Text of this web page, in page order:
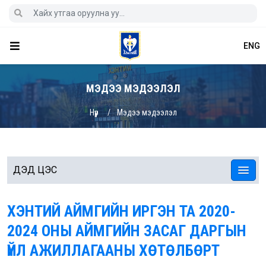
ENG
МЭДЭЭ МЭДЭЭЛЭЛ
Нүүр Мэдээ мэдээлэл
ДЭД ЦЭС
ХЭНТИЙ АЙМГИЙН ИРГЭН ТА 2020-
2024 ОНЫ АЙМГИЙН ЗАСАГ ДАРГЫН
ҮЙЛ АЖИЛЛАГААНЫ ХӨТӨЛБӨРТ